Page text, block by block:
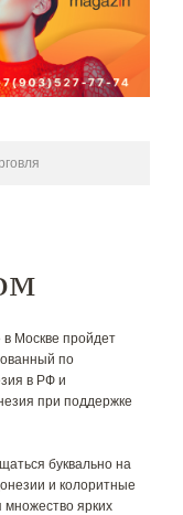
в Москве пройдет
по
в РФ и
при поддержке
буквально на
и колоритные
ярких